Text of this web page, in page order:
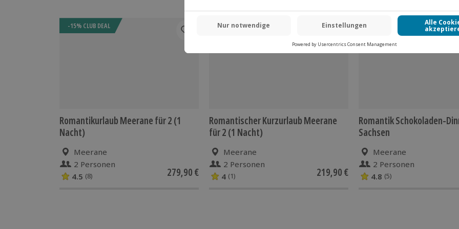
-15% CLUB DEAL
Romantikurlaub Meerane für 2 (1
Nacht)
Meerane
2 Personen
4.5 (8) 279,90 €
-15% CLUB DEAL
Romantischer Kurzurlaub Meerane
für 2 (1 Nacht)
Meerane
2 Personen
4 (1) 219,90 €
Romantik Schokoladen-
Sachsen
Meerane
2 Personen
4.8 (5)